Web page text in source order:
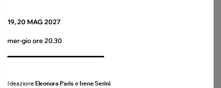
19, 20 MAG 2027
mer-gio ore 20.30
Ideazione Eleonora PariseIrene Serini